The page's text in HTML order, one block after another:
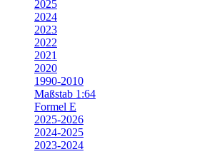
2025
2024
2023
2022
2021
2020
1990-2010
Maßstab 1:64
Formel E
2025-2026
2024-2025
2023-2024